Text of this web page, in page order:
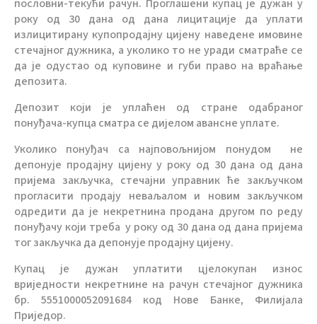
пословни-текући рачун. Проглашени купац је дужан у
року од 30 дана од дана лицитације да уплати
излицитирану купопродајну цијену наведене имовине
стечајног дужника, а уколико то не уради сматраће се
да је одустао од куповине и губи право на враћање
депозита.
Депозит који је уплаћен од стране одабраног
понуђача-купца сматра се дијелом авансне уплате.
Уколико понуђач са најповољнијом понудом не
депонује продајну цијену у року од 30 дана од дана
пријема закључка, стечајни управник ће закључком
прогласити продају неваљалом и новим закључком
одредити да је некретнина продана другом по реду
понуђачу који треба у року од 30 дана од дана пријема
тог закључка да депонује продајну цијену.
Купац је дужан уплатити цјелокупан износ
вриједности некретнине на рачун стечајног дужника
бр. 5551000052091684 код Нове Банке, Филијала
Приједор.